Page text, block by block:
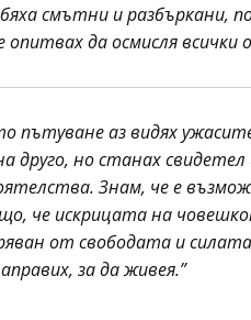
смътни и разбъркани,
да осмисля всички
пътуване аз видях
друго, но станах
Знам, че е
че искрицата на
от свободата и
за да живея.”